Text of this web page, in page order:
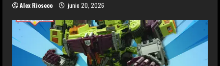
Alex Rioseco junio 20, 2026